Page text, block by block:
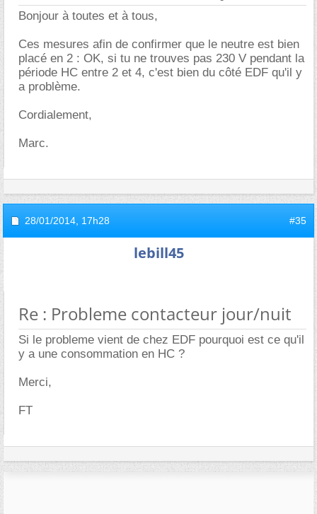
Bonjour à toutes et à tous,
Ces mesures afin de confirmer que le neutre est bien
placé en 2 : OK, si tu ne trouves pas 230 V pendant la
période HC entre 2 et 4, c'est bien du côté EDF qu'il y
a problème.
Cordialement,
Marc.
28/01/2014, 17h28 #35
lebill45
Re : Probleme contacteur jour/nuit
Si le probleme vient de chez EDF pourquoi est ce qu'il
y a une consommation en HC ?
Merci,
FT